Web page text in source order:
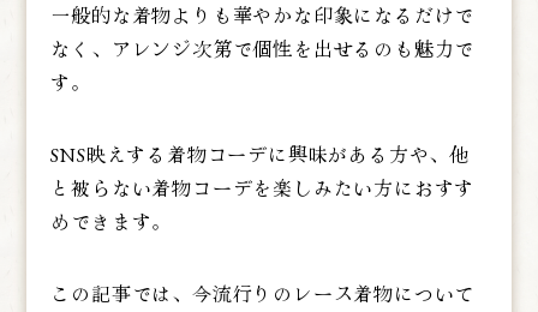
一般的な着物よりも華やかな印象になるだけで
なく、アレンジ次第で個性を出せるのも魅力で
す。
SNS映えする着物コーデに興味がある方や、他
と被らない着物コーデを楽しみたい方におすす
めできます。
この記事では、今流行りのレース着物について